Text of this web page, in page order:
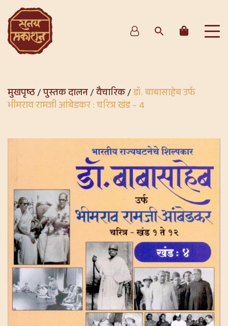
मुखपृष्ठ/पुस्तक दालन/वैचारिक/डॉ. बाबासाहेब उर्फ
भीमराव रामजी आंबेडकर : चरित्र खंड – 4